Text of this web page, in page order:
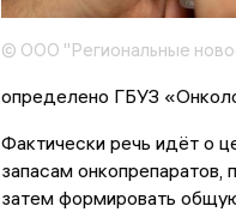
© ООО "Региональные
определено ГБУЗ
Фактически речь идёт о
запасам
затем формировать